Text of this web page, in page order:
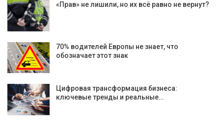
«Прав» не лишили, но их всё равно не вернут?
70% водителей Европы не знает, что
обозначает этот знак
Цифровая трансформация бизнеса:
ключевые тренды и реальные…